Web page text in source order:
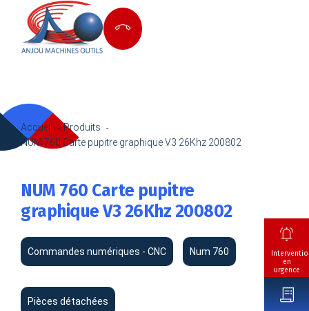
en
urgence
Accueil
Produits
NUM 760 Carte pupitre graphique V3 26Khz 200802
NUM 760 Carte pupitre
graphique V3 26Khz 200802
Commandes numériques - CNC Num 760
Pièces détachées